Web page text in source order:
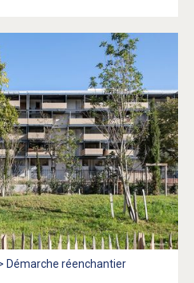
Démarche réenchantier